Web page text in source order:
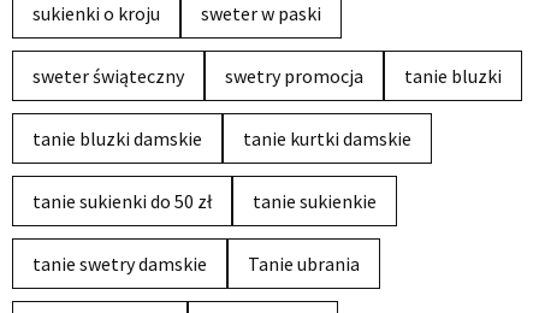
sukienki o kroju sweter w paski
sweter świąteczny swetry promocja tanie bluzki
tanie bluzki damskie tanie kurtki damskie
tanie sukienki do 50 zł tanie sukienkie
tanie swetry damskie Tanie ubrania